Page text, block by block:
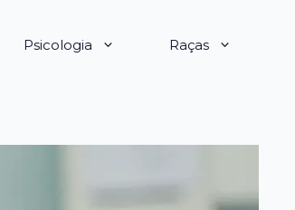
Psicologia Raças